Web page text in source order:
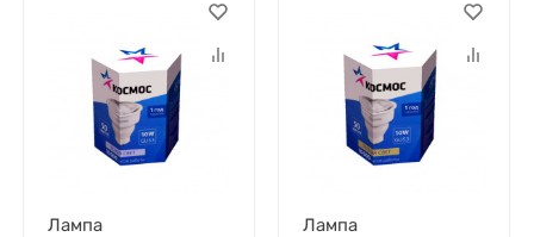
Лампа
Лампа